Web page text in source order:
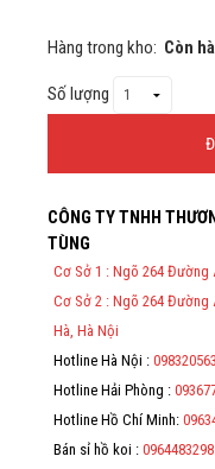
Hàng trong kho: Còn
Số lượng
Theo Nghị định 123/
việc thực hiện lập Hóa
cho người mua bắt
địa chỉ, mã số thuế/
CÔNG TY TNHH
TÙNG
Cơ Sở 1 : Ngõ 264 Đường
Cơ Sở 2 : Ngõ 264 Đường
Hà, Hà Nội
Hotline Hà Nội :
Hotline Hải Phòng :
Hotline Hồ Chí Minh:
Bán sỉ hồ koi : 0964483298